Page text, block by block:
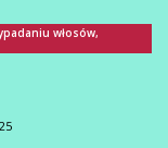
włosów,